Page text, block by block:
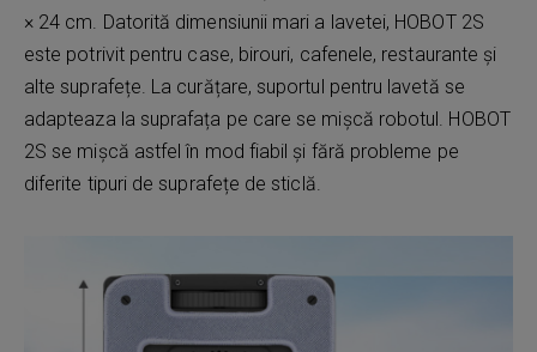
× 24 cm. Datorită dimensiunii mari a lavetei, HOBOT 2S
este potrivit pentru case, birouri, cafenele, restaurante și
alte suprafețe. La curățare, suportul pentru lavetă se
adapteaza la suprafața pe care se mișcă robotul. HOBOT
2S se mișcă astfel în mod fiabil și fără probleme pe
diferite tipuri de suprafețe de sticlă.